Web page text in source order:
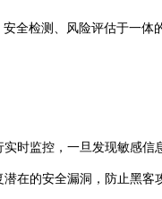
全检测、风险评估于一
时监控，一旦发现敏感信
的安全漏洞，防止黑客